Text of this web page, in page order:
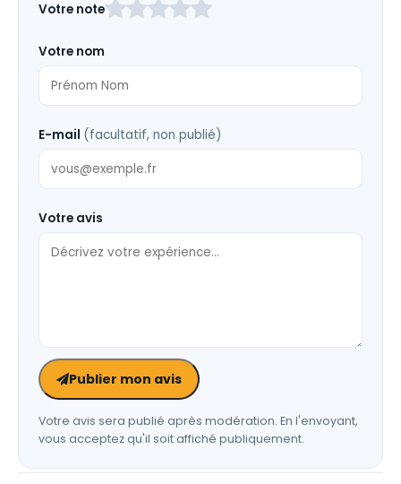
ce
vide
Votre note
Votre nom
E-mail (facultatif, non publié)
Votre avis
Publier mon avis
Votre avis sera publié après modération. En l'envoyant,
vous acceptez qu'il soit affiché publiquement.